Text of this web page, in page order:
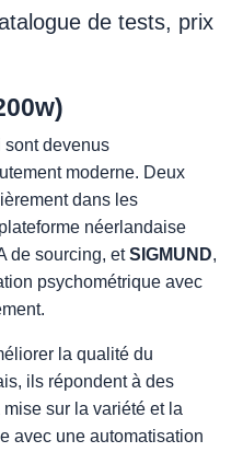
de tests, prix
sont devenus
moderne. Deux
dans les
néerlandaise
de sourcing, etSIGMUND,
psychométrique avec
la qualité du
ils répondent à des
sur la variété et la
avec une automatisation